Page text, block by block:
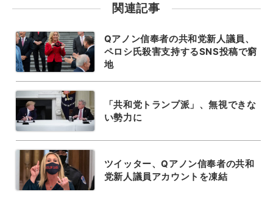
関連記事
Qアノン信奉者の共和党新人議員、
ペロシ氏殺害支持するSNS投稿で窮
地
「共和党トランプ派」、無視できな
い勢力に
ツイッター、Qアノン信奉者の共和
党新人議員アカウントを凍結